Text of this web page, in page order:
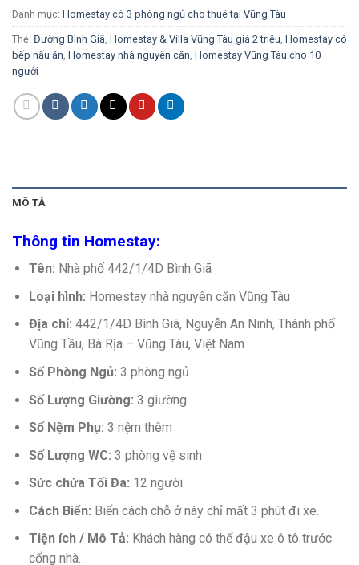
Danh mục: Homestay có 3 phòng ngủ cho thuê tại Vũng Tàu
Thẻ: Đường Bình Giã Homestay & Villa Vũng Tàu giá 2 triệu Homestay có
bếp nấu ăn Homestay nhà nguyên căn Homestay Vũng Tàu cho 10
người
MÔ TẢ
Thông tin Homestay:
Tên: Nhà phố 442/1/4D Bình Giã
Loại hình: Homestay nhà nguyên căn Vũng Tàu
Địa chỉ: 442/1/4D Bình Giã, Nguyễn An Ninh, Thành phố
Vũng Tầu, Bà Rịa – Vũng Tàu, Việt Nam
Số Phòng Ngủ: 3 phòng ngủ
Số Lượng Giường: 3 giường
Số Nệm Phụ: 3 nệm thêm
Số Lượng WC: 3 phòng vệ sinh
Sức chứa Tối Đa: 12 người
Cách Biển: Biển cách chỗ ở này chỉ mất 3 phút đi xe.
Tiện ích / Mô Tả: Khách hàng có thể đậu xe ô tô trước
cổng nhà.